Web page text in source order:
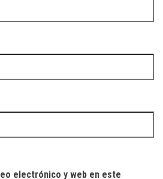
electrónico y web en este